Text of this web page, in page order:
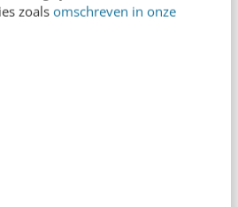
zoals omschreven in onze